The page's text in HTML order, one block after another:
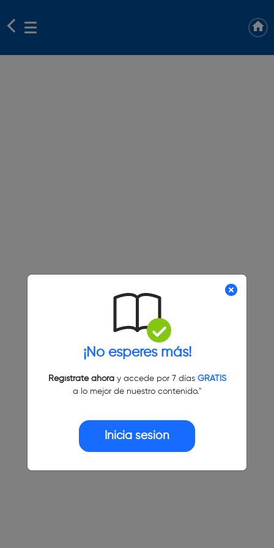
¡No esperes más!
Regístrate ahoray accede por 7 días GRATIS
a lo mejor de nuestro contenido."
Inicia sesión